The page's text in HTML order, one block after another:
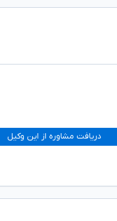
دریافت مشاوره از این وکیل